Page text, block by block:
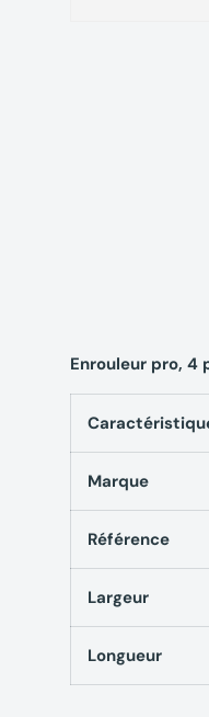
Enrouleur pro, 4
Marque
Référence
Largeur
Longueur